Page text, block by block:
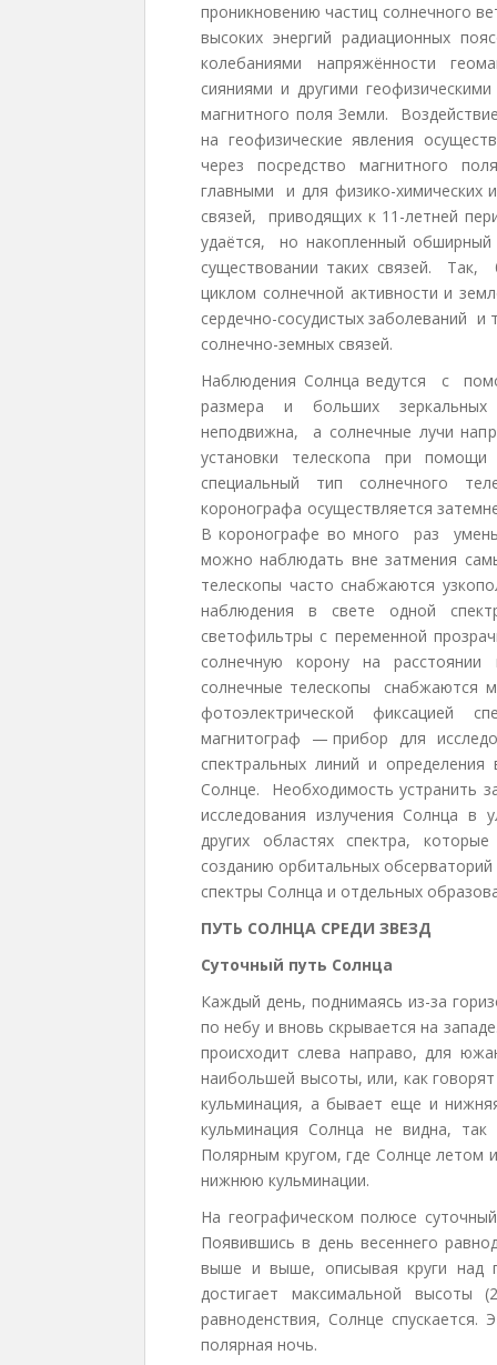
проникновению частиц солнечного
высоких энергий радиационных
колебаниями напряжённости
сияниями и другими
магнитного поля Земли.
на геофизические явления
через посредство магнитного
главными и для физико-химических
связей, приводящих к 11-летней
удаётся, но накопленный обширный
существовании таких связей.
циклом солнечной активности и
сердечно-сосудистых заболеваний и
солнечно-земных связей.
Наблюдения Солнца ведутся с
размера и больших зеркальных
неподвижна, а солнечные лучи
установки телескопа при
специальный тип солнечного
коронографа осуществляется
В коронографе во много раз
можно наблюдать вне затмения
телескопы часто снабжаются
наблюдения в свете одной
светофильтры с переменной
солнечную корону на расстоянии
солнечные телескопы снабжаются
фотоэлектрической
магнитограф — прибор для
спектральных линий и
Солнце. Необходимость устранить
исследования излучения Солнца
других областях спектра,
созданию орбитальных
спектры Солнца и отдельных
ПУТЬ СОЛНЦА СРЕДИ ЗВЕЗД
Суточный путь Солнца
Каждый день, поднимаясь из-за
по небу и вновь скрывается на
происходит слева направо, для
наибольшей высоты, или, как
кульминация, а бывает еще и
кульминация Солнца не видна,
Полярным кругом, где Солнце летом
нижнюю кульминации.
На географическом полюсе
Появившись в день весеннего
выше и выше, описывая круги над
достигает максимальной высоты
равноденствия, Солнце
полярная ночь.